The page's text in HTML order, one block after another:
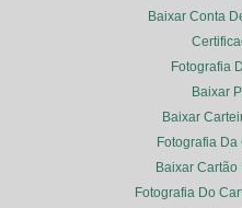
Baixar Conta
Fotografia
Baixar
Baixar
Fotografia Da
Baixar Cartão
Fotografia Do